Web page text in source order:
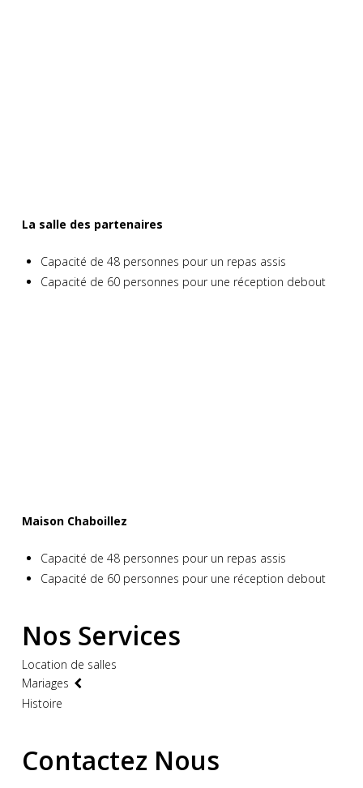
La salle des partenaires
Capacité de 48 personnes pour un repas assis
Capacité de 60 personnes pour une réception debout
Maison Chaboillez
Capacité de 48 personnes pour un repas assis
Capacité de 60 personnes pour une réception debout
Nos Services
Location de salles
Mariages
Histoire
Contactez Nous